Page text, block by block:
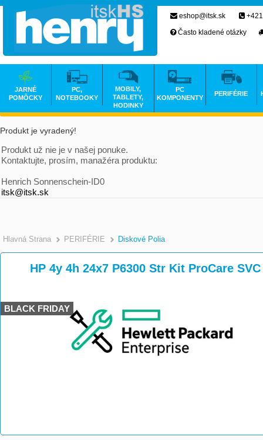
Produkt je vyradený!
Produkt už nie je v našej ponuke.
Kontaktujte, prosím, manažéra produktu:
Henrich Sonnenschein-ID0
itsk@itsk.sk
Hlavná Strana >
PERIFÉRIE >
Diskové Polia
HP 4y 4h 24x7 P6300 Str Kit ProCare SVC
BLACK FRIDAY
eshop@itsk.sk
Často kladené otázky
JARNÉ
POMÔCKY
PC,
NOTEBOOKY
MOBILY,
TABLETY,
HODINKY
PC
KOMPONENTY
PERIFÉRIE